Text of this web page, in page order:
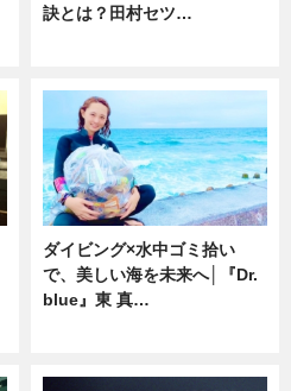
訣とは？田村セツ…
ダイビング×水中ゴミ拾い
で、美しい海を未来へ│『Dr.
blue』東 真…